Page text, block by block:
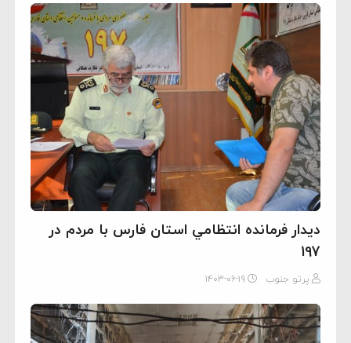
ديدار فرمانده انتظامي استان فارس با مردم در
197
پرتو جنوب ۱۴۰۳-۰۶-۱۹